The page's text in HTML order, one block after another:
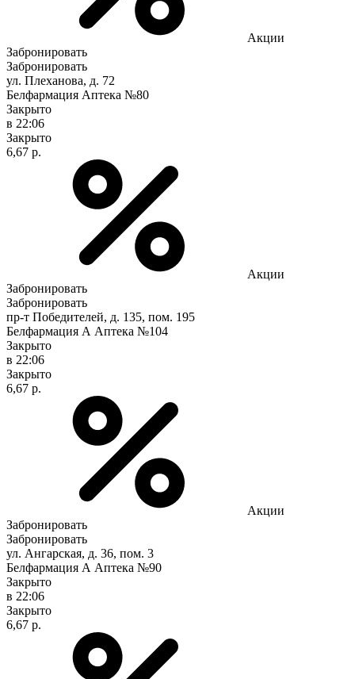
Акции
Забронировать
Забронировать
ул. Плеханова, д. 72
Белфармация Аптека №80
Закрыто
в 22:06
Закрыто
6,67 р.
Акции
Забронировать
Забронировать
пр-т Победителей, д. 135, пом. 195
Белфармация А Аптека №104
Закрыто
в 22:06
Закрыто
6,67 р.
Акции
Забронировать
Забронировать
ул. Ангарская, д. 36, пом. 3
Белфармация А Аптека №90
Закрыто
в 22:06
Закрыто
6,67 р.